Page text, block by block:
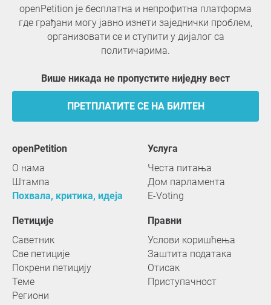
openPetition је бесплатна и непрофитна платформа
где грађани могу јавно изнети заједнички проблем,
организовати се и ступити у дијалог са
политичарима.
Више никада не пропустите ниједну вест
ПРЕТПЛАТИТЕ СЕ НА БИЛТЕН
openPetition
О нама
Штампа
Похвала, критика, идеја
услуга
Честа питања
Дом парламента
E-Voting
Петиције
Саветник
Све петиције
Покрени петицију
Теме
Региони
Правни
Услови коришћења
Заштита података
Отисак
Приступачност